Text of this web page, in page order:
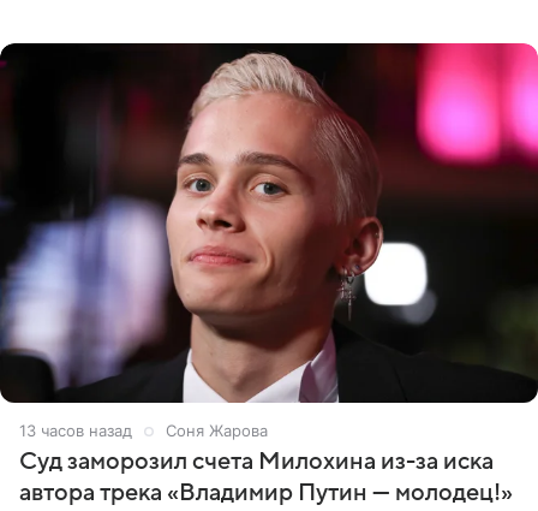
13 часов назад Соня Жарова
Суд заморозил счета Милохина из-за иска
автора трека «Владимир Путин — молодец!»